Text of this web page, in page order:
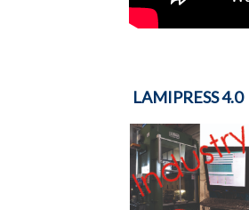
LAMIPRESS 4.0